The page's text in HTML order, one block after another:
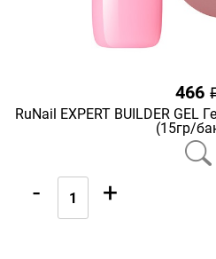
466
RuNail EXPERT BUILDER
(15гр/
- +